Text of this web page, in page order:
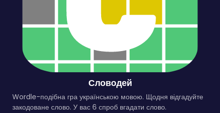
Словодей
Wordle-подібна гра українською мовою. Щодня відгадуйте
закодоване слово. У вас 6 спроб вгадати слово.